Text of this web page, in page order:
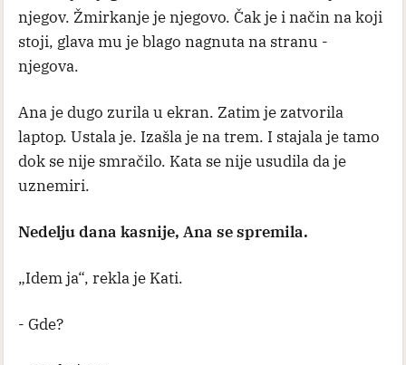
njegov. Žmirkanje je njegovo. Čak je i način na koji
stoji, glava mu je blago nagnuta na stranu -
njegova.
Ana je dugo zurila u ekran. Zatim je zatvorila
laptop. Ustala je. Izašla je na trem. I stajala je tamo
dok se nije smračilo. Kata se nije usudila da je
uznemiri.
Nedelju dana kasnije, Ana se spremila.
„Idem ja“, rekla je Kati.
- Gde?